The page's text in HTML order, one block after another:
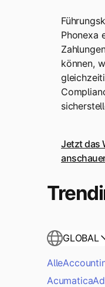
Phonexa
können,
Jetzt das
GLOBAL
Alle
Acumatica